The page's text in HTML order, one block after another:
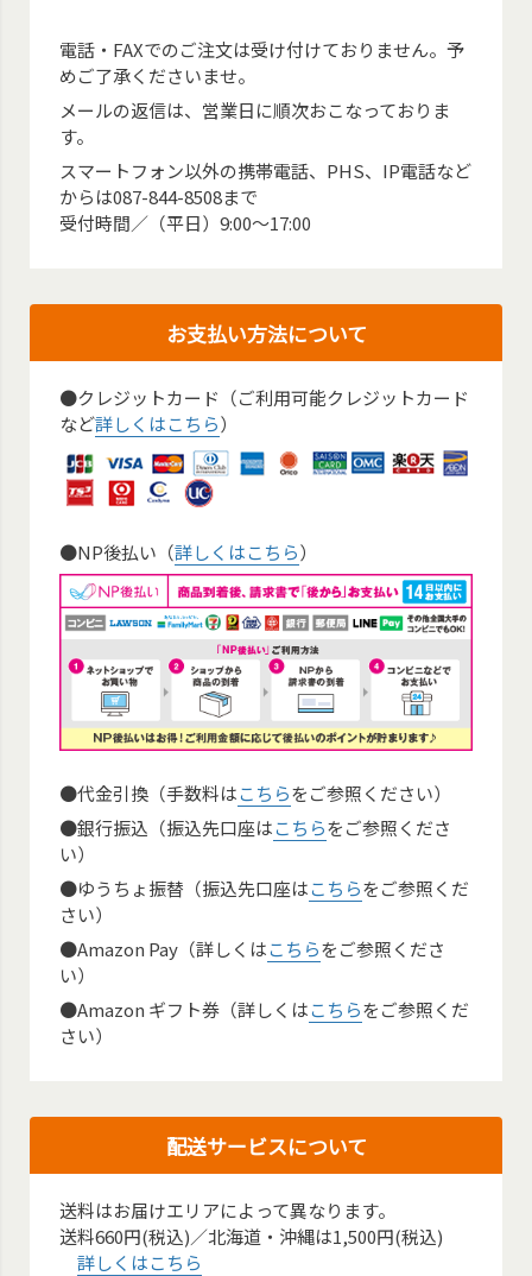
電話・FAXでのご注文は受け付けておりません。予
めご了承くださいませ。
メールの返信は、営業日に順次おこなっておりま
す。
スマートフォン以外の携帯電話、PHS、IP電話など
からは087-844-8508まで
受付時間／（平日）9:00～17:00
お支払い方法について
●クレジットカード（ご利用可能クレジットカード
など詳しくはこちら）
●NP後払い（詳しくはこちら）
●代金引換（手数料はこちらをご参照ください）
●銀行振込（振込先口座はこちらをご参照くださ
い）
●ゆうちょ振替（振込先口座はこちらをご参照くだ
さい）
●Amazon Pay（詳しくはこちらをご参照くださ
い）
●Amazon ギフト券（詳しくはこちらをご参照くだ
さい）
配送サービスについて
送料はお届けエリアによって異なります。
送料660円(税込)／北海道・沖縄は1,500円(税込)
詳しくはこちら